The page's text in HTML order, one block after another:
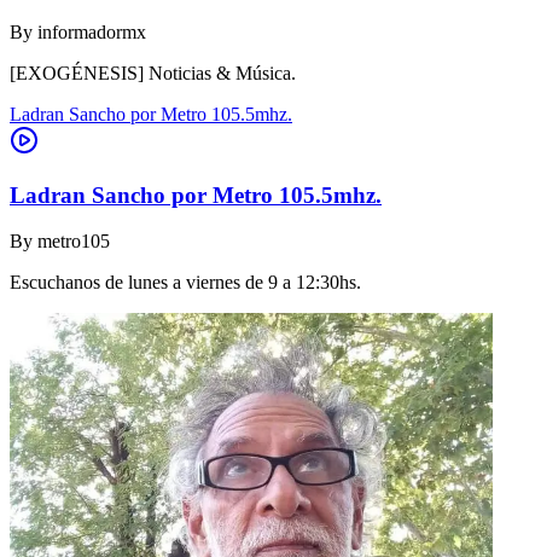
By informadormx
[EXOGÉNESIS] Noticias & Música.
Ladran Sancho por Metro 105.5mhz.
Ladran Sancho por Metro 105.5mhz.
By metro105
Escuchanos de lunes a viernes de 9 a 12:30hs.